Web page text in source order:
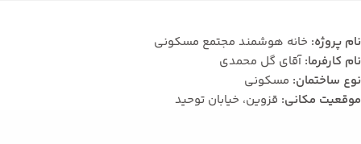
نام پروژه: خانه هوشمند مجتمع مسکونی
نام کارفرما:آقای گل محمدی
نوع ساختمان: مسکونی
موقعیت مکانی: قزوین، خیابان توحید